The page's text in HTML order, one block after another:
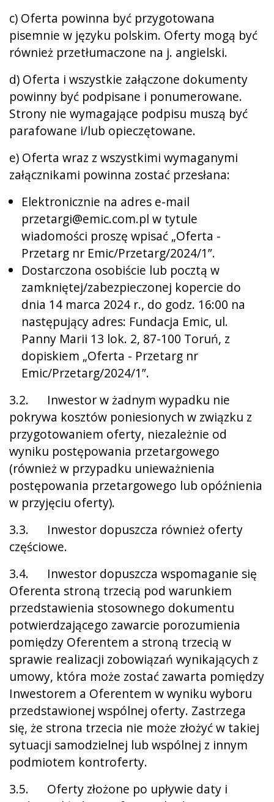
c) Oferta powinna być przygotowana
pisemnie w języku polskim. Oferty mogą być
również przetłumaczone na j. angielski.
d) Oferta i wszystkie załączone dokumenty
powinny być podpisane i ponumerowane.
Strony nie wymagające podpisu muszą być
parafowane i/lub opieczętowane.
e) Oferta wraz z wszystkimi wymaganymi
załącznikami powinna zostać przesłana:
Elektronicznie na adres e-mail
przetargi@emic.com.pl w tytule
wiadomości proszę wpisać „Oferta -
Przetarg nr Emic/Przetarg/2024/1”.
Dostarczona osobiście lub pocztą w
zamkniętej/zabezpieczonej kopercie do
dnia 14 marca 2024 r., do godz. 16:00 na
następujący adres: Fundacja Emic, ul.
Panny Marii 13 lok. 2, 87-100 Toruń, z
dopiskiem „Oferta - Przetarg nr
Emic/Przetarg/2024/1”.
3.2. Inwestor w żadnym wypadku nie
pokrywa kosztów poniesionych w związku z
przygotowaniem oferty, niezależnie od
wyniku postępowania przetargowego
(również w przypadku unieważnienia
postępowania przetargowego lub opóźnienia
w przyjęciu oferty).
3.3. Inwestor dopuszcza również oferty
częściowe.
3.4. Inwestor dopuszcza wspomaganie się
Oferenta stroną trzecią pod warunkiem
przedstawienia stosownego dokumentu
potwierdzającego zawarcie porozumienia
pomiędzy Oferentem a stroną trzecią w
sprawie realizacji zobowiązań wynikających z
umowy, która może zostać zawarta pomiędzy
Inwestorem a Oferentem w wyniku wyboru
przedstawionej wspólnej oferty. Zastrzega
się, że strona trzecia nie może złożyć w takiej
sytuacji samodzielnej lub wspólnej z innym
podmiotem kontroferty.
3.5. Oferty złożone po upływie daty i